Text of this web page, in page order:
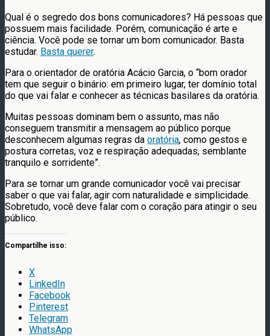
Qual é o segredo dos bons comunicadores? Há pessoas que
possuem mais facilidade. Porém, comunicação é arte e
ciência. Você pode se tornar um bom comunicador. Basta
estudar. Basta querer.
Para o orientador de oratória Acácio Garcia, o “bom orador
tem que seguir o binário: em primeiro lugar, ter domínio total
do que vai falar e conhecer as técnicas basilares da oratória.
Muitas pessoas dominam bem o assunto, mas não
conseguem transmitir a mensagem ao público porque
desconhecem algumas regras da oratória, como gestos e
postura corretas, voz e respiração adequadas, semblante
tranquilo e sorridente”.
Para se tornar um grande comunicador você vai precisar
saber o que vai falar, agir com naturalidade e simplicidade.
Sobretudo, você deve falar com o coração para atingir o seu
público.
Compartilhe isso:
X
LinkedIn
Facebook
Pinterest
Telegram
WhatsApp